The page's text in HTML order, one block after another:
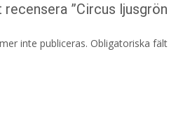
”Circus ljusgrön
inte publiceras. Obligatoriska fält